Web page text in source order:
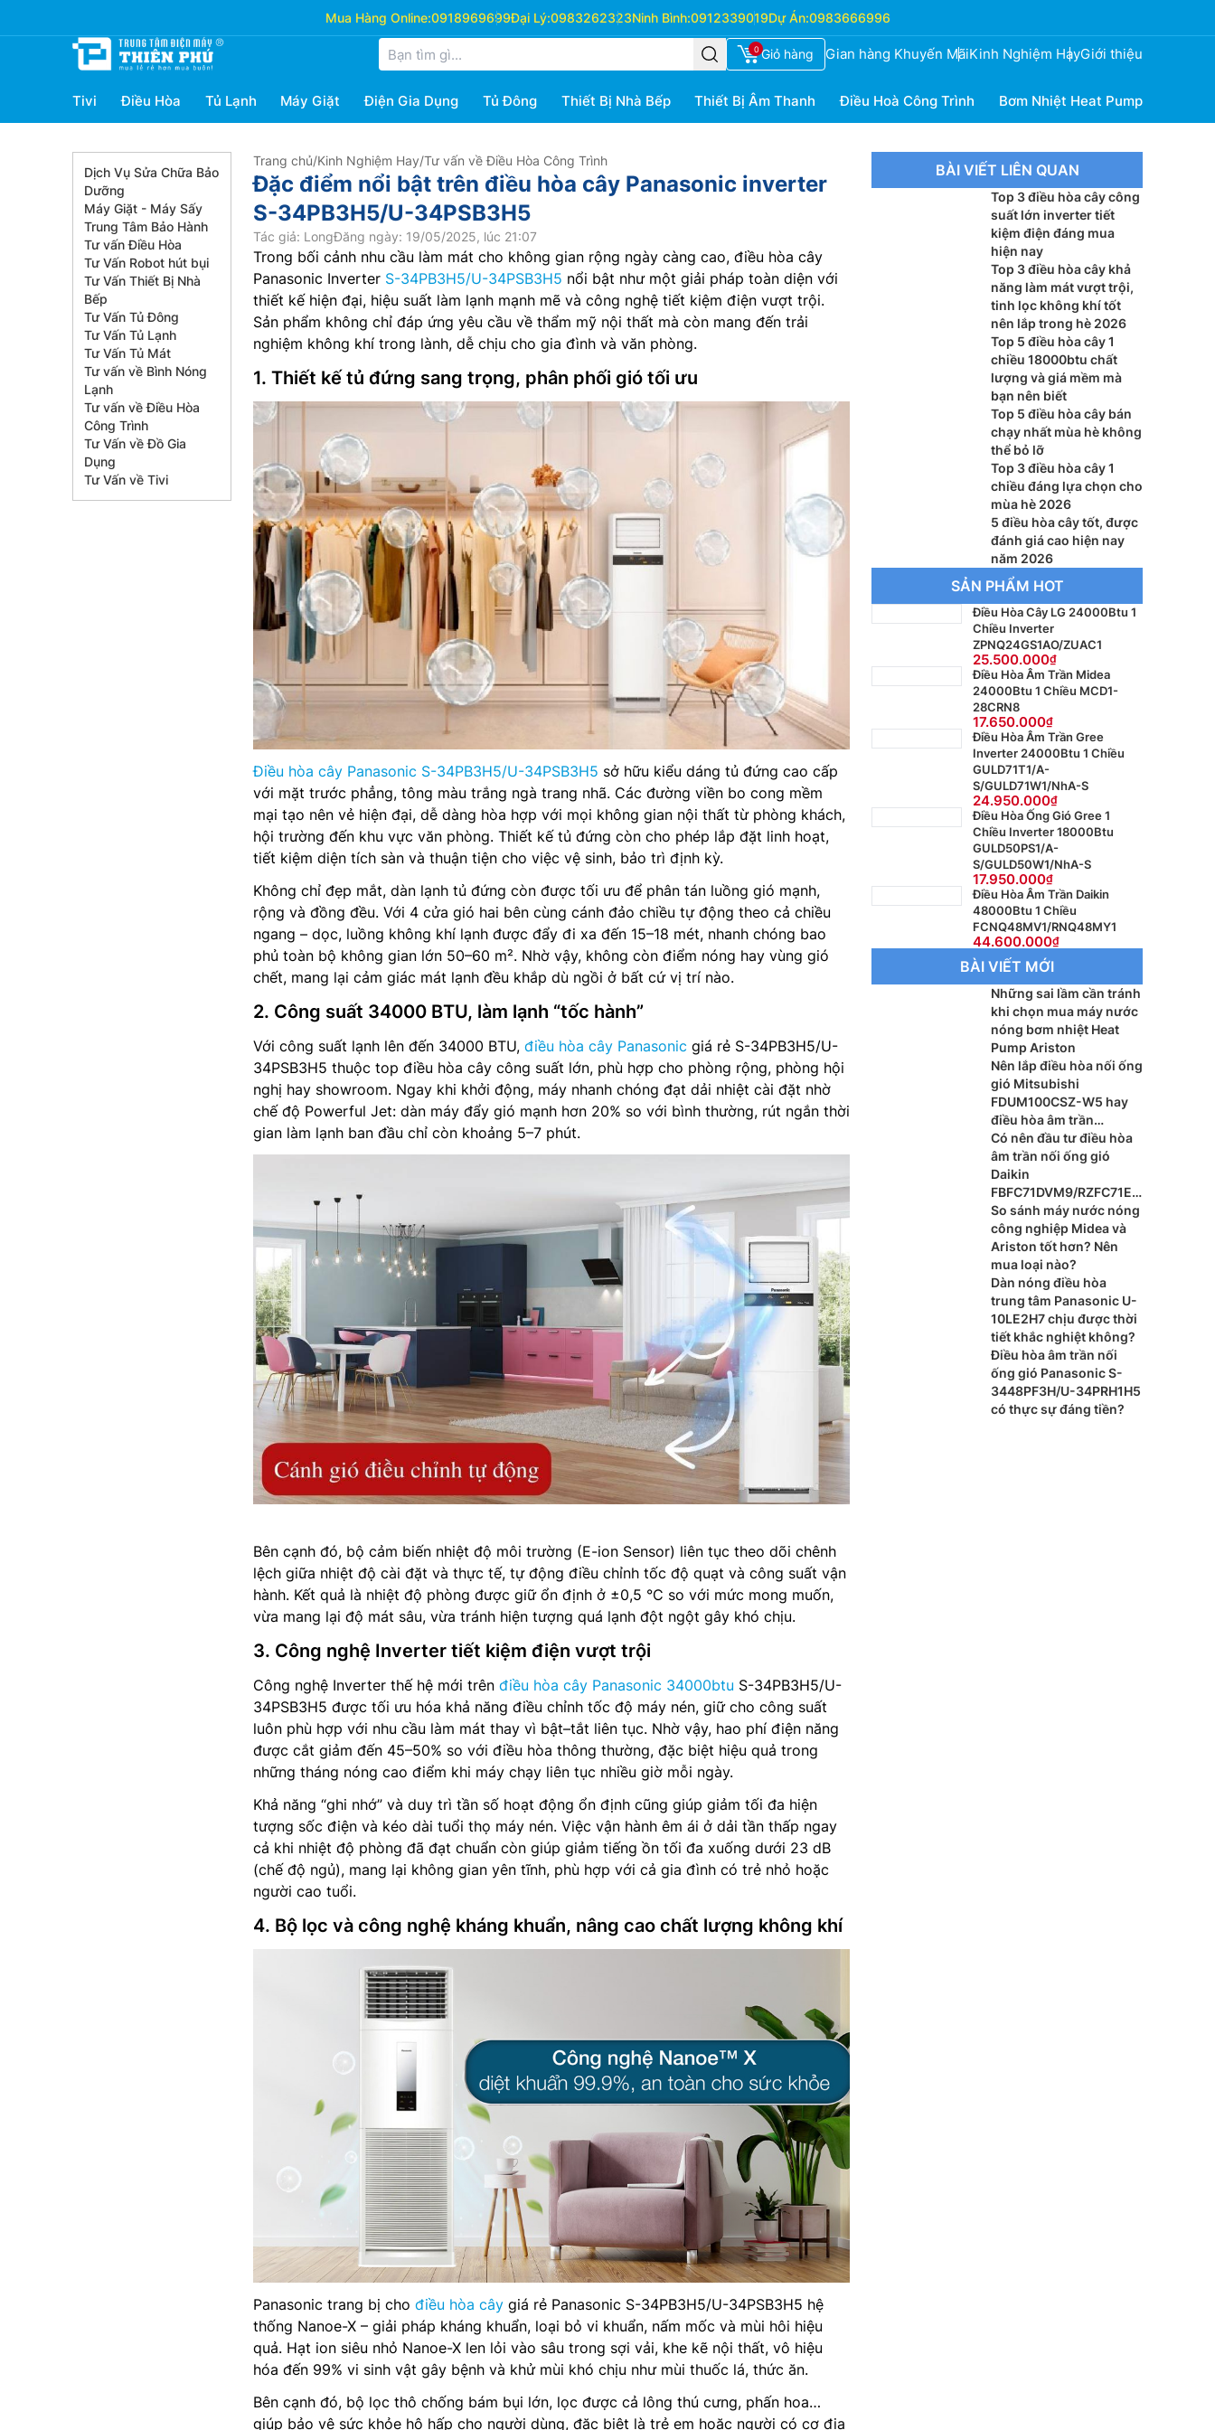
Mua Hàng Online:0918969699Đại Lý:0983262323Ninh Bình:0912339019Dự Án:0983666996
0 Giỏ hàng Gian hàng Khuyến MãiKinh Nghiệm HayGiới thiệu
Tivi Điều Hòa Tủ Lạnh Máy Giặt Điện Gia Dụng Tủ Đông Thiết Bị Nhà Bếp Thiết Bị Âm Thanh Điều Hoà Công Trình Bơm Nhiệt Heat Pump
Dịch Vụ Sửa Chữa Bảo
Dưỡng
Máy Giặt - Máy Sấy
Trung Tâm Bảo Hành
Tư vấn Điều Hòa
Tư Vấn Robot hút bụi
Tư Vấn Thiết Bị Nhà
Bếp
Tư Vấn Tủ Đông
Tư Vấn Tủ Lạnh
Tư Vấn Tủ Mát
Tư vấn về Bình Nóng
Lạnh
Tư vấn về Điều Hòa
Công Trình
Tư Vấn về Đồ Gia
Dụng
Tư Vấn về Tivi
Trang chủ/Kinh Nghiệm Hay/Tư vấn về Điều Hòa Công Trình
Đặc điểm nổi bật trên điều hòa cây Panasonic inverter
S-34PB3H5/U-34PSB3H5
Tác giả: LongĐăng ngày: 19/05/2025, lúc 21:07
Trong bối cảnh nhu cầu làm mát cho không gian rộng ngày càng cao, điều hòa cây
Panasonic Inverter S-34PB3H5/U-34PSB3H5 nổi bật như một giải pháp toàn diện với
thiết kế hiện đại, hiệu suất làm lạnh mạnh mẽ và công nghệ tiết kiệm điện vượt trội.
Sản phẩm không chỉ đáp ứng yêu cầu về thẩm mỹ nội thất mà còn mang đến trải
nghiệm không khí trong lành, dễ chịu cho gia đình và văn phòng.
1. Thiết kế tủ đứng sang trọng, phân phối gió tối ưu
Điều hòa cây Panasonic S-34PB3H5/U-34PSB3H5 sở hữu kiểu dáng tủ đứng cao cấp
với mặt trước phẳng, tông màu trắng ngà trang nhã. Các đường viền bo cong mềm
mại tạo nên vẻ hiện đại, dễ dàng hòa hợp với mọi không gian nội thất từ phòng khách,
hội trường đến khu vực văn phòng. Thiết kế tủ đứng còn cho phép lắp đặt linh hoạt,
tiết kiệm diện tích sàn và thuận tiện cho việc vệ sinh, bảo trì định kỳ.
Không chỉ đẹp mắt, dàn lạnh tủ đứng còn được tối ưu để phân tán luồng gió mạnh,
rộng và đồng đều. Với 4 cửa gió hai bên cùng cánh đảo chiều tự động theo cả chiều
ngang – dọc, luồng không khí lạnh được đẩy đi xa đến 15–18 mét, nhanh chóng bao
phủ toàn bộ không gian lớn 50–60 m². Nhờ vậy, không còn điểm nóng hay vùng gió
chết, mang lại cảm giác mát lạnh đều khắp dù ngồi ở bất cứ vị trí nào.
2. Công suất 34000 BTU, làm lạnh “tốc hành”
Với công suất lạnh lên đến 34000 BTU, điều hòa cây Panasonic giá rẻ S-34PB3H5/U-
34PSB3H5 thuộc top điều hòa cây công suất lớn, phù hợp cho phòng rộng, phòng hội
nghị hay showroom. Ngay khi khởi động, máy nhanh chóng đạt dải nhiệt cài đặt nhờ
chế độ Powerful Jet: dàn máy đẩy gió mạnh hơn 20% so với bình thường, rút ngắn thời
gian làm lạnh ban đầu chỉ còn khoảng 5–7 phút.
Bên cạnh đó, bộ cảm biến nhiệt độ môi trường (E-ion Sensor) liên tục theo dõi chênh
lệch giữa nhiệt độ cài đặt và thực tế, tự động điều chỉnh tốc độ quạt và công suất vận
hành. Kết quả là nhiệt độ phòng được giữ ổn định ở ±0,5 °C so với mức mong muốn,
vừa mang lại độ mát sâu, vừa tránh hiện tượng quá lạnh đột ngột gây khó chịu.
3. Công nghệ Inverter tiết kiệm điện vượt trội
Công nghệ Inverter thế hệ mới trên điều hòa cây Panasonic 34000btu S-34PB3H5/U-
34PSB3H5 được tối ưu hóa khả năng điều chỉnh tốc độ máy nén, giữ cho công suất
luôn phù hợp với nhu cầu làm mát thay vì bật–tắt liên tục. Nhờ vậy, hao phí điện năng
được cắt giảm đến 45–50% so với điều hòa thông thường, đặc biệt hiệu quả trong
những tháng nóng cao điểm khi máy chạy liên tục nhiều giờ mỗi ngày.
Khả năng “ghi nhớ” và duy trì tần số hoạt động ổn định cũng giúp giảm tối đa hiện
tượng sốc điện và kéo dài tuổi thọ máy nén. Việc vận hành êm ái ở dải tần thấp ngay
cả khi nhiệt độ phòng đã đạt chuẩn còn giúp giảm tiếng ồn tối đa xuống dưới 23 dB
(chế độ ngủ), mang lại không gian yên tĩnh, phù hợp với cả gia đình có trẻ nhỏ hoặc
người cao tuổi.
4. Bộ lọc và công nghệ kháng khuẩn, nâng cao chất lượng không khí
Panasonic trang bị cho điều hòa cây giá rẻ Panasonic S-34PB3H5/U-34PSB3H5 hệ
thống Nanoe-X – giải pháp kháng khuẩn, loại bỏ vi khuẩn, nấm mốc và mùi hôi hiệu
quả. Hạt ion siêu nhỏ Nanoe-X len lỏi vào sâu trong sợi vải, khe kẽ nội thất, vô hiệu
hóa đến 99% vi sinh vật gây bệnh và khử mùi khó chịu như mùi thuốc lá, thức ăn.
Bên cạnh đó, bộ lọc thô chống bám bụi lớn, lọc được cả lông thú cưng, phấn hoa…
giúp bảo vệ sức khỏe hô hấp cho người dùng, đặc biệt là trẻ em hoặc người có cơ địa
BÀI VIẾT LIÊN QUAN
Top 3 điều hòa cây công
suất lớn inverter tiết
kiệm điện đáng mua
hiện nay
Top 3 điều hòa cây khả
năng làm mát vượt trội,
tinh lọc không khí tốt
nên lắp trong hè 2026
Top 5 điều hòa cây 1
chiều 18000btu chất
lượng và giá mềm mà
bạn nên biết
Top 5 điều hòa cây bán
chạy nhất mùa hè không
thể bỏ lỡ
Top 3 điều hòa cây 1
chiều đáng lựa chọn cho
mùa hè 2026
5 điều hòa cây tốt, được
đánh giá cao hiện nay
năm 2026
SẢN PHẨM HOT
Điều Hòa Cây LG 24000Btu 1
Chiều Inverter
ZPNQ24GS1AO/ZUAC1
25.500.000
Điều Hòa Âm Trần Midea
24000Btu 1 Chiều MCD1-
28CRN8
17.650.000
Điều Hòa Âm Trần Gree
Inverter 24000Btu 1 Chiều
GULD71T1/A-
S/GULD71W1/NhA-S
24.950.000
Điều Hòa Ống Gió Gree 1
Chiều Inverter 18000Btu
GULD50PS1/A-
S/GULD50W1/NhA-S
17.950.000
Điều Hòa Âm Trần Daikin
48000Btu 1 Chiều
FCNQ48MV1/RNQ48MY1
44.600.000
BÀI VIẾT MỚI
Những sai lầm cần tránh
khi chọn mua máy nước
nóng bơm nhiệt Heat
Pump Ariston
Nên lắp điều hòa nối ống
gió Mitsubishi
FDUM100CSZ-W5 hay
điều hòa âm trần
Mitsubishi FDT100CNZ-
W5 cho phòng khách?
Có nên đầu tư điều hòa
âm trần nối ống gió
Daikin
FBFC71DVM9/RZFC71EV
M cho xu hướng nội thất
cao cấp?
So sánh máy nước nóng
công nghiệp Midea và
Ariston tốt hơn? Nên
mua loại nào?
Dàn nóng điều hòa
trung tâm Panasonic U-
10LE2H7 chịu được thời
tiết khắc nghiệt không?
Điều hòa âm trần nối
ống gió Panasonic S-
3448PF3H/U-34PRH1H5
có thực sự đáng tiền?